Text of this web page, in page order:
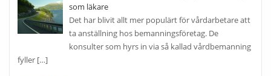
som läkare
Det har blivit allt mer populärt för vårdarbetare att
ta anställning hos bemanningsföretag. De
konsulter som hyrs in via så kallad vårdbemanning
fyller […]